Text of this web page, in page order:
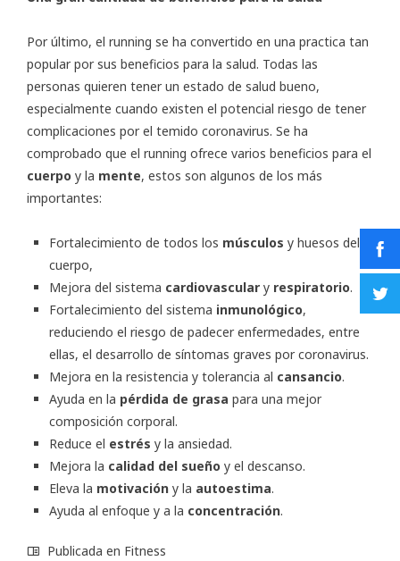
Por último, el running se ha convertido en una practica tan
popular por sus beneficios para la salud. Todas las
personas quieren tener un estado de salud bueno,
especialmente cuando existen el potencial riesgo de tener
complicaciones por el temido coronavirus. Se ha
comprobado que el running ofrece varios beneficios para el
cuerpo y la mente, estos son algunos de los más
importantes:
Fortalecimiento de todos los músculos y huesos del
cuerpo,
Mejora del sistema cardiovascular y respiratorio.
Fortalecimiento del sistema inmunológico,
reduciendo el riesgo de padecer enfermedades, entre
ellas, el desarrollo de síntomas graves por coronavirus.
Mejora en la resistencia y tolerancia al cansancio.
Ayuda en la pérdida de grasa para una mejor
composición corporal.
Reduce el estrés y la ansiedad.
Mejora la calidad del sueño y el descanso.
Eleva la motivación y la autoestima.
Ayuda al enfoque y a la concentración.
Publicada en Fitness